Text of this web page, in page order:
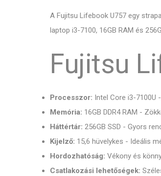
A Fujitsu Lifebook U757 egy
laptop i3-7100, 16GB RAM és
Fujitsu
Processzor: Intel Core i3-
Memória: 16GB DDR4 RAM -
Háttértár: 256GB SSD - Gyors
Kijelző: 15,6 hüvelykes - Ideális
Hordozhatóság: Vékony és
Csatlakozási lehetőségek: